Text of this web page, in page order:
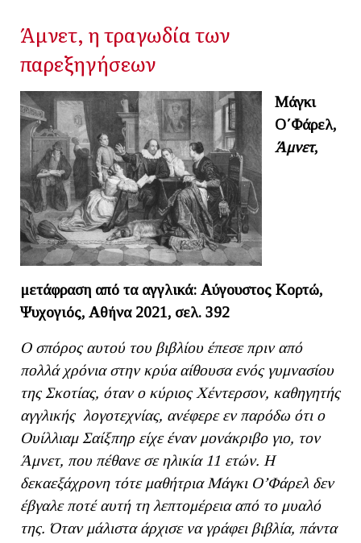
Άμνετ, η τραγωδία των
παρεξηγήσεων
Μάγκι
Ο΄Φάρελ,
Άμνετ,
μετάφραση από τα αγγλικά: Αύγουστος Κορτώ,
Ψυχογιός, Αθήνα 2021, σελ. 392
Ο σπόρος αυτού του βιβλίου έπεσε πριν από
πολλά χρόνια στην κρύα αίθουσα ενός γυμνασίου
της Σκοτίας, όταν ο κύριος Χέντερσον, καθηγητής
αγγλικής λογοτεχνίας, ανέφερε εν παρόδω ότι ο
Ουίλλιαμ Σαίξπηρ είχε έναν μονάκριβο γιο, τον
Άμνετ, που πέθανε σε ηλικία 11 ετών. Η
δεκαεξάχρονη τότε μαθήτρια Μάγκι Ο’Φάρελ δεν
έβγαλε ποτέ αυτή τη λεπτομέρεια από το μυαλό
της. Όταν μάλιστα άρχισε να γράφει βιβλία, πάντα